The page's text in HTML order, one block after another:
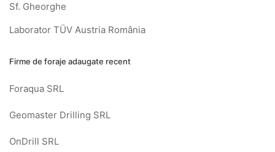
Sf. Gheorghe
Laborator TÜV Austria România
Firme de foraje adaugate recent
Foraqua SRL
Geomaster Drilling SRL
OnDrill SRL